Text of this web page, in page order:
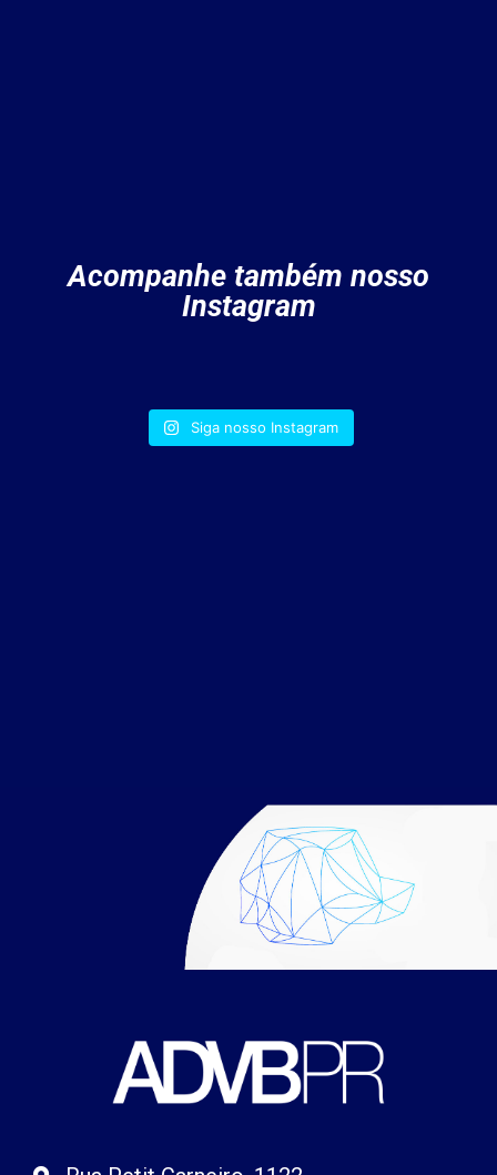
Acompanhe também nosso
Instagram
Siga nosso Instagram